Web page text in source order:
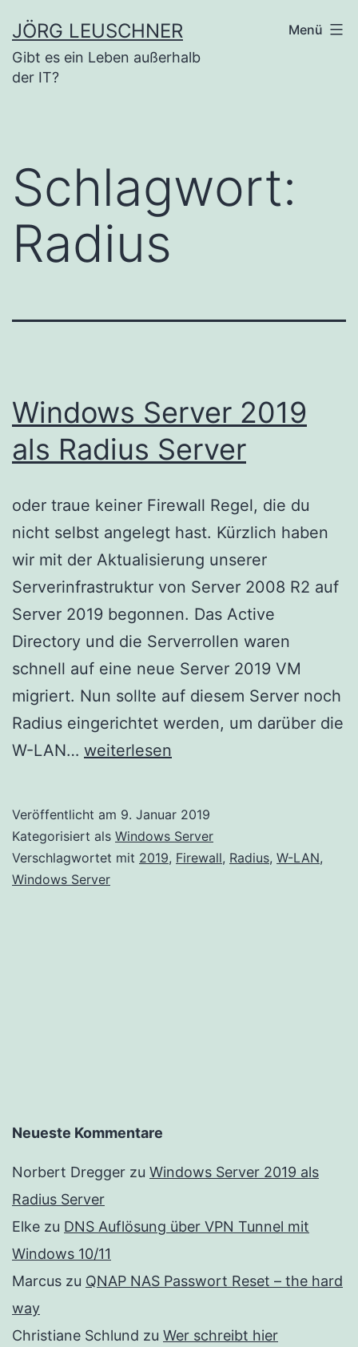
Inhalt
springen
JÖRG LEUSCHNER
Gibt es ein Leben außerhalb
der IT?
Menü
Schlagwort:
Radius
Windows Server 2019
als Radius Server
oder traue keiner Firewall Regel, die du
nicht selbst angelegt hast. Kürzlich haben
wir mit der Aktualisierung unserer
Serverinfrastruktur von Server 2008 R2 auf
Server 2019 begonnen. Das Active
Directory und die Serverrollen waren
schnell auf eine neue Server 2019 VM
migriert. Nun sollte auf diesem Server noch
Radius eingerichtet werden, um darüber die
W-LAN… Windows
als
Radius
Server
weiterlesen
Veröffentlicht am 9. Januar 2019
Kategorisiert als Windows Server
Verschlagwortet mit 2019, Firewall, Radius, W-LAN,
Windows Server
Neueste Kommentare
Norbert Dregger zu Windows Server 2019 als
Radius Server
Elke zu DNS Auflösung über VPN Tunnel mit
Windows 10/11
Marcus zu QNAP NAS Passwort Reset – the hard
way
Christiane Schlund zu Wer schreibt hier